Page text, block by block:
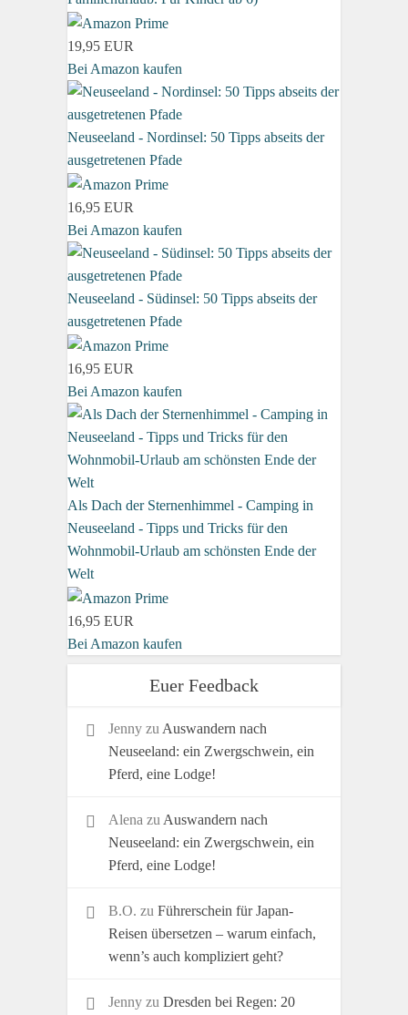
19,95 EUR
Bei Amazon kaufen
Neuseeland - Nordinsel: 50 Tipps abseits der
ausgetretenen Pfade
16,95 EUR
Bei Amazon kaufen
Neuseeland - Südinsel: 50 Tipps abseits der
ausgetretenen Pfade
16,95 EUR
Bei Amazon kaufen
Als Dach der Sternenhimmel - Camping in
Neuseeland - Tipps und Tricks für den
Wohnmobil-Urlaub am schönsten Ende der
Welt
16,95 EUR
Bei Amazon kaufen
Euer Feedback
Jenny zu Auswandern nach
Neuseeland: ein Zwergschwein, ein
Pferd, eine Lodge!
Alena zu Auswandern nach
Neuseeland: ein Zwergschwein, ein
Pferd, eine Lodge!
B.O. zu Führerschein für Japan-
Reisen übersetzen – warum einfach,
wenn’s auch kompliziert geht?
Jenny zu Dresden bei Regen: 20